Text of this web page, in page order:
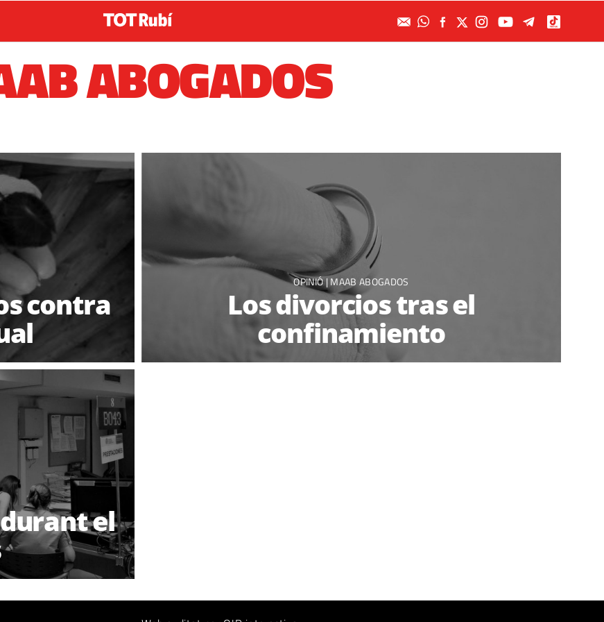
ABOGADOS
contra
OPINIÓ |MAAB ABOGADOS
Los divorcios tras el
confinamiento
el